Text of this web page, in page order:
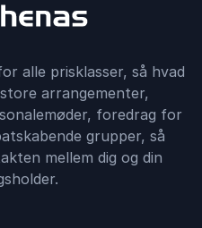
alle prisklasser, så hvad
arrangementer,
foredrag for
grupper, så
mellem dig og din